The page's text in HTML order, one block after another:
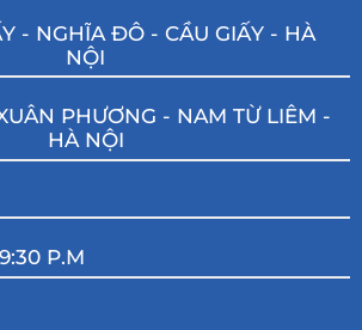
- NGHĨA ĐÔ - CẦU GIẤY - HÀ
NỘI
PHƯƠNG - NAM TỪ LIÊM -
HÀ NỘI
P.M